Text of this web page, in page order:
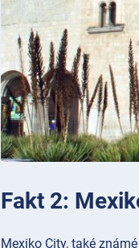
Fakt 2:
Mexiko City, také